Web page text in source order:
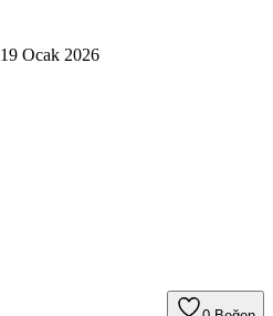
19 Ocak 2026